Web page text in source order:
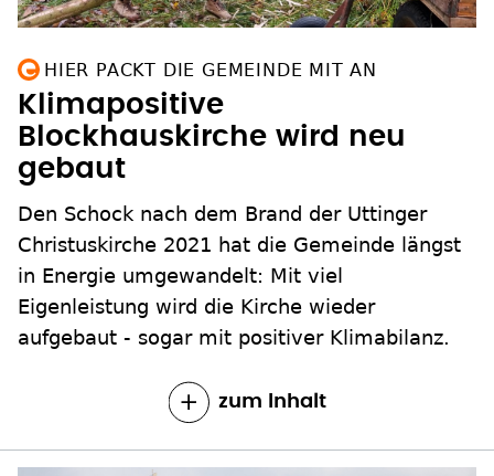
HIER PACKT DIE GEMEINDE MIT AN
Klimapositive
Blockhauskirche wird neu
gebaut
Den Schock nach dem Brand der Uttinger
Christuskirche 2021 hat die Gemeinde längst
in Energie umgewandelt: Mit viel
Eigenleistung wird die Kirche wieder
aufgebaut - sogar mit positiver Klimabilanz.
zum Inhalt